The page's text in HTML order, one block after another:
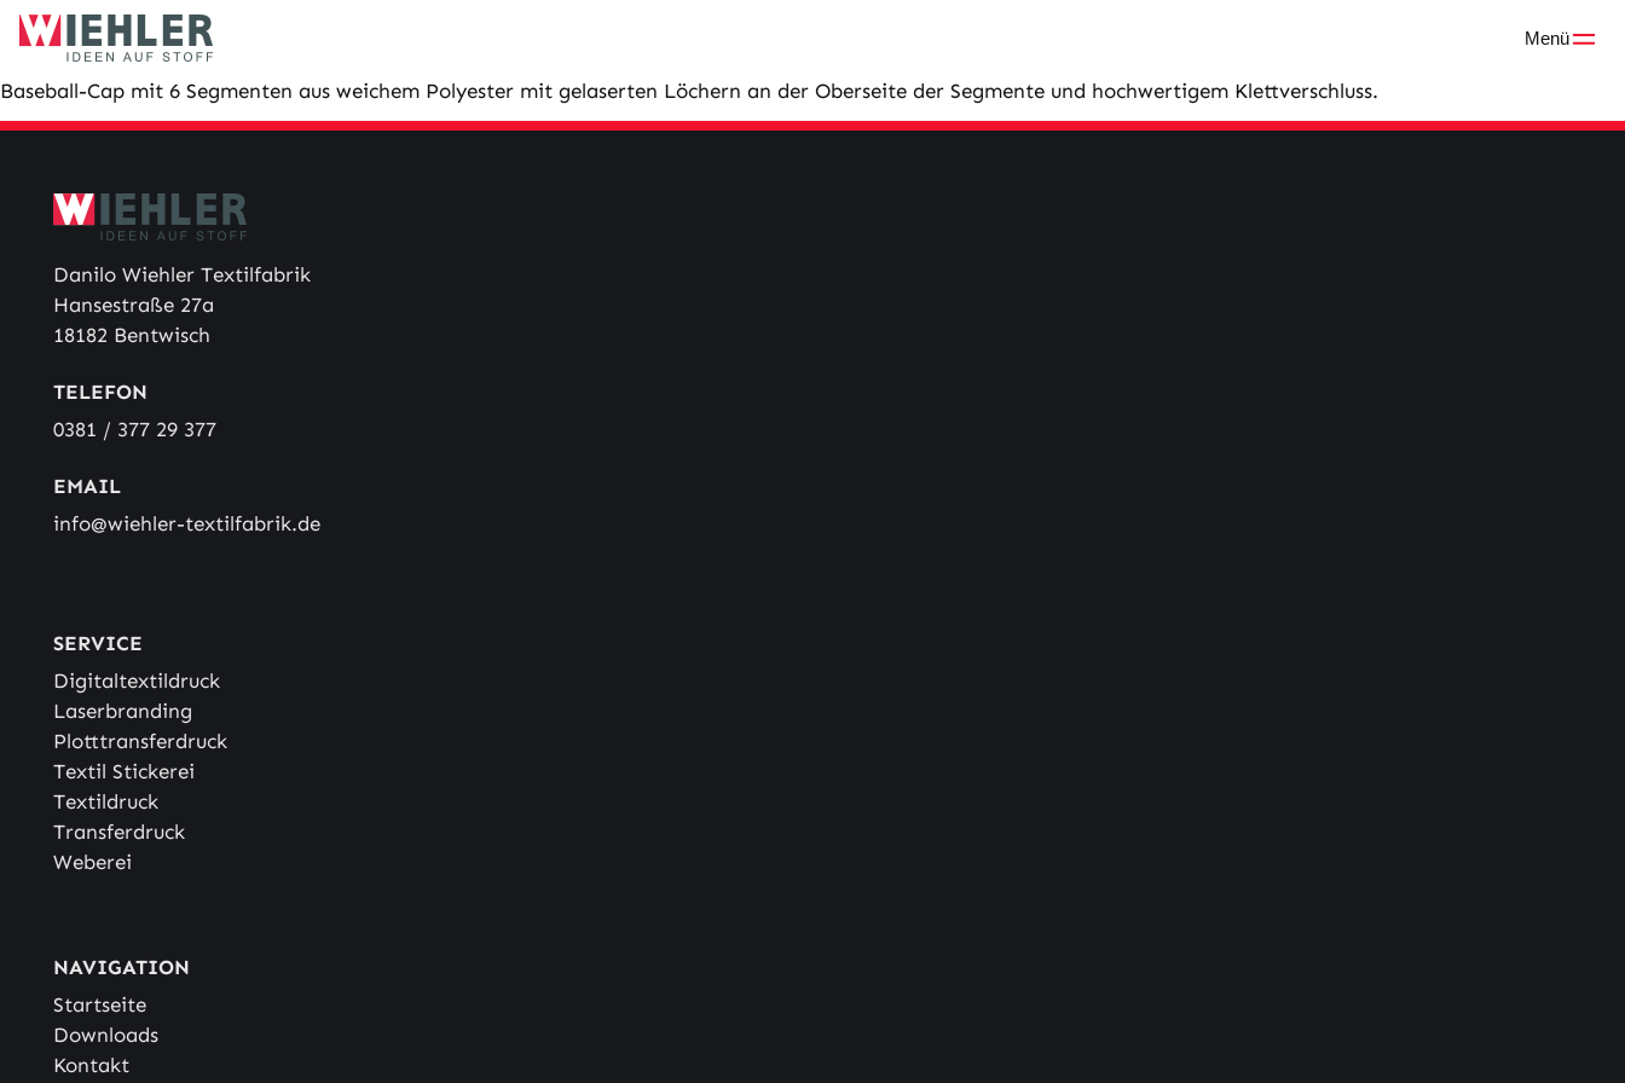
Skip
Menü
Baseball-Cap mit 6 Segmenten aus weichem Polyester mit gelaserten Löchern an der Oberseite der Segmente und hochwertigem Klettverschluss.
Danilo Wiehler Textilfabrik
Hansestraße 27a
18182 Bentwisch
TELEFON
0381 / 377 29 377
EMAIL
info@wiehler-textilfabrik.de
SERVICE
Digitaltextildruck
Laserbranding
Plotttransferdruck
Textil Stickerei
Textildruck
Transferdruck
Weberei
NAVIGATION
Startseite
Downloads
Kontakt